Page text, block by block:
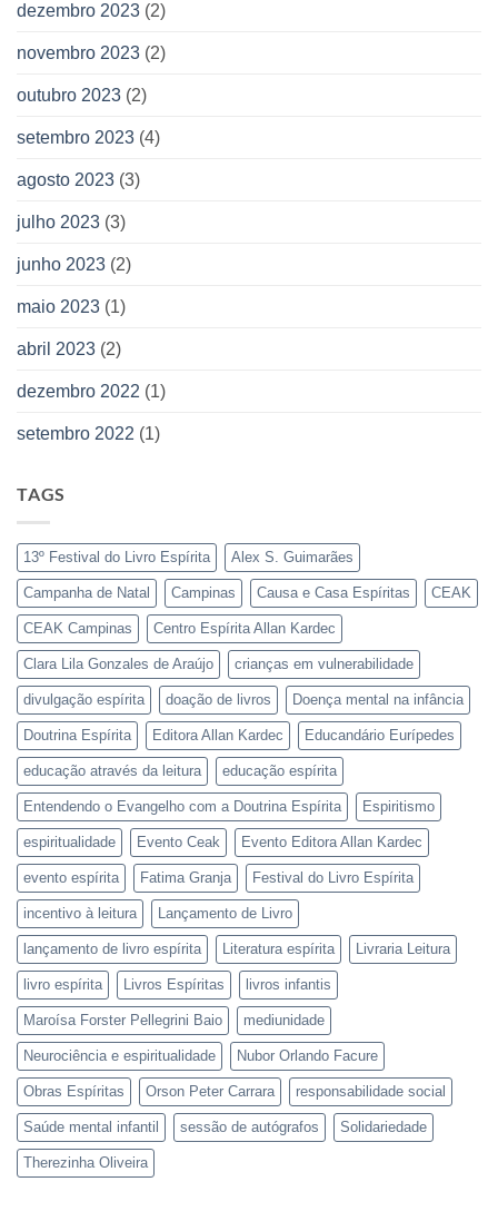
dezembro 2023 (2)
novembro 2023 (2)
outubro 2023 (2)
setembro 2023 (4)
agosto 2023 (3)
julho 2023 (3)
junho 2023 (2)
maio 2023 (1)
abril 2023 (2)
dezembro 2022 (1)
setembro 2022 (1)
TAGS
13º Festival do Livro Espírita Alex S. Guimarães
Campanha de Natal Campinas Causa e Casa Espíritas CEAK
CEAK Campinas Centro Espírita Allan Kardec
Clara Lila Gonzales de Araújo crianças em vulnerabilidade
divulgação espírita doação de livros Doença mental na infância
Doutrina Espírita Editora Allan Kardec Educandário Eurípedes
educação através da leitura educação espírita
Entendendo o Evangelho com a Doutrina Espírita Espiritismo
espiritualidade Evento Ceak Evento Editora Allan Kardec
evento espírita Fatima Granja Festival do Livro Espírita
incentivo à leitura Lançamento de Livro
lançamento de livro espírita Literatura espírita Livraria Leitura
livro espírita Livros Espíritas livros infantis
Maroísa Forster Pellegrini Baio mediunidade
Neurociência e espiritualidade Nubor Orlando Facure
Obras Espíritas Orson Peter Carrara responsabilidade social
Saúde mental infantil sessão de autógrafos Solidariedade
Therezinha Oliveira